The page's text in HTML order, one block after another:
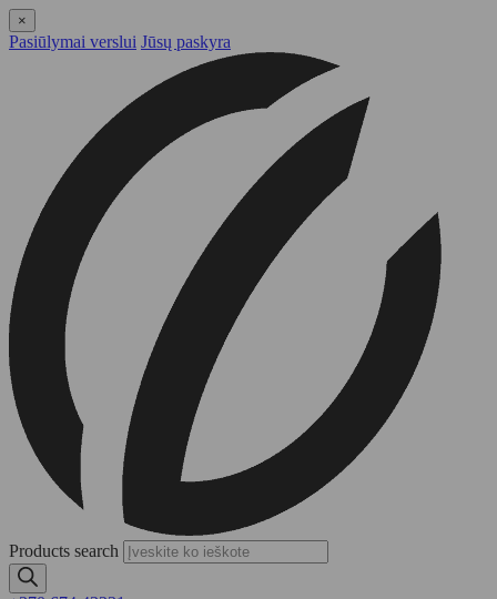
×
Pasiūlymai verslui Jūsų paskyra
Products search